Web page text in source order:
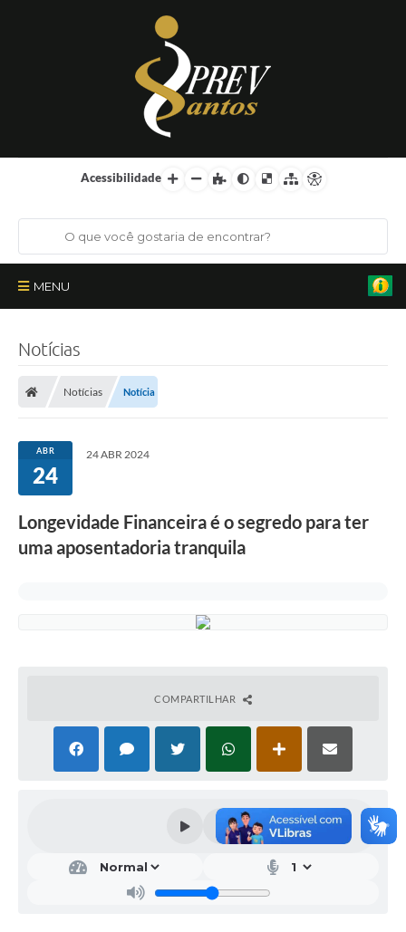
Acessibilidade
MENU
Investimentos
Educação Previdenciária
Relatórios
Notícias
Notícias Notícia
ABR
24
24 ABR 2024
Longevidade Financeira é o segredo para ter
uma aposentadoria tranquila
COMPARTILHAR